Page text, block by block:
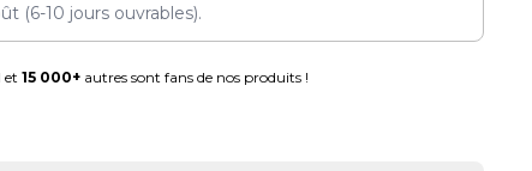
(6-10 jours ouvrables).
et 15 000+autres sont fans de nos produits !